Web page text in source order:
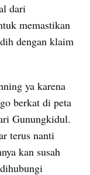
dari
memastikan
dengan klaim
ya karena
berkat di peta
Gunungkidul.
terus nanti
kan susah